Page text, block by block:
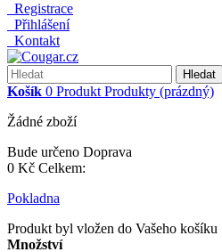
Registrace
Přihlášení
Kontakt
Hledat
Košík 0 Produkt Produkty (prázdný)
Žádné zboží
Bude určeno Doprava
0 Kč Celkem:
Pokladna
Produkt byl vložen do Vašeho košíku
Množství